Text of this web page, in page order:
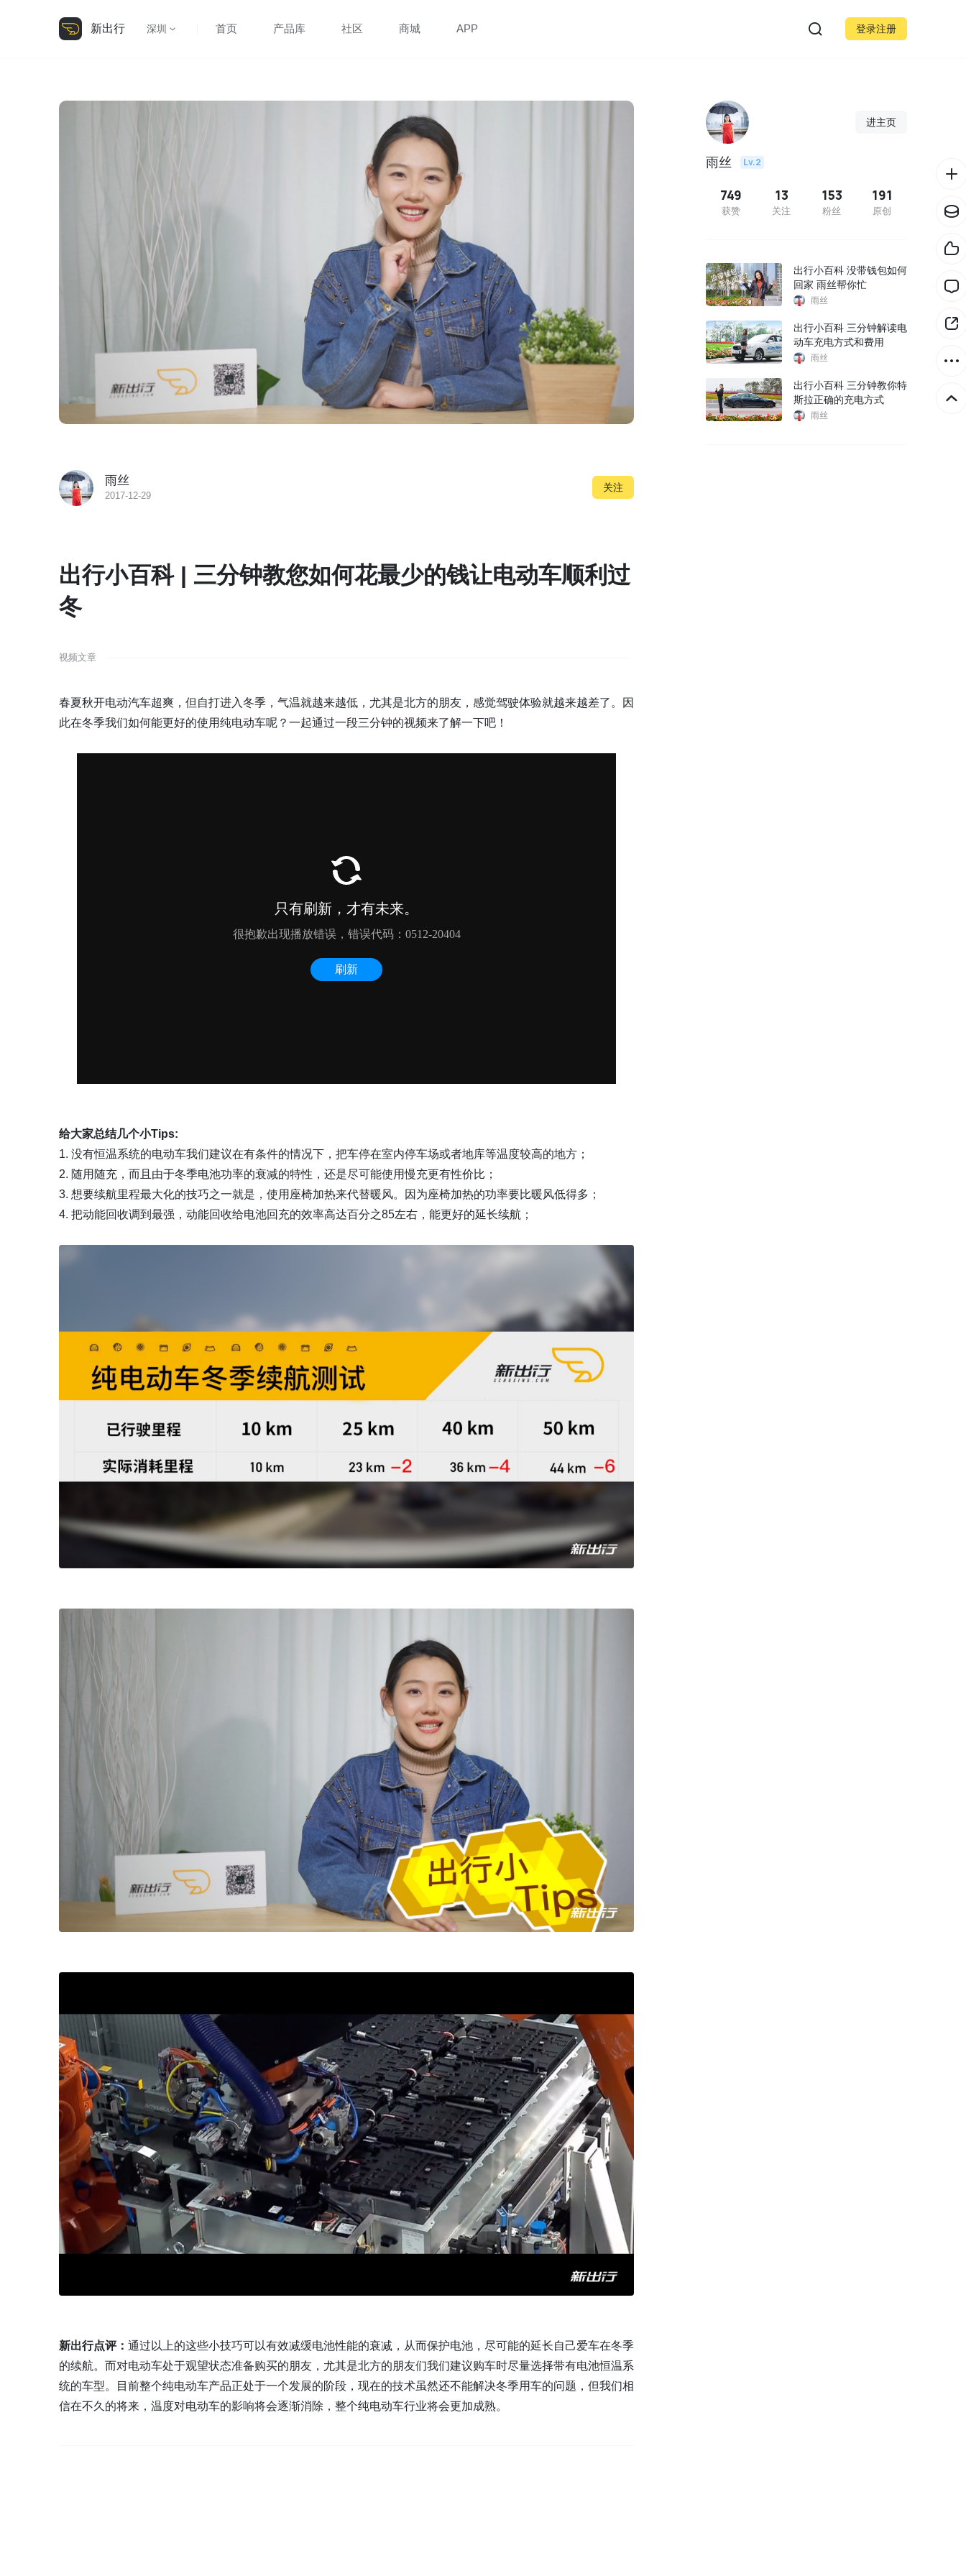
新出行 深圳 首页 产品库 社区 商城 APP 登录注册
雨丝
2017-12-29
关注
出行小百科 | 三分钟教您如何花最少的钱让电动车顺利过
冬
视频文章
春夏秋开电动汽车超爽，但自打进入冬季，气温就越来越低，尤其是北方的朋友，感觉驾驶体验就越来越差了。因
此在冬季我们如何能更好的使用纯电动车呢？一起通过一段三分钟的视频来了解一下吧！
给大家总结几个小Tips:
1. 没有恒温系统的电动车我们建议在有条件的情况下，把车停在室内停车场或者地库等温度较高的地方；
2. 随用随充，而且由于冬季电池功率的衰减的特性，还是尽可能使用慢充更有性价比；
3. 想要续航里程最大化的技巧之一就是，使用座椅加热来代替暖风。因为座椅加热的功率要比暖风低得多；
4. 把动能回收调到最强，动能回收给电池回充的效率高达百分之85左右，能更好的延长续航；
新出行点评： 通过以上的这些小技巧可以有效减缓电池性能的衰减，从而保护电池，尽可能的延长自己爱车在冬季
的续航。而对电动车处于观望状态准备购买的朋友，尤其是北方的朋友们我们建议购车时尽量选择带有电池恒温系
统的车型。目前整个纯电动车产品正处于一个发展的阶段，现在的技术虽然还不能解决冬季用车的问题，但我们相
信在不久的将来，温度对电动车的影响将会逐渐消除，整个纯电动车行业将会更加成熟。
进主页
雨丝 Lv.2
749
获赞
13
关注
153
粉丝
191
原创
出行小百科 没带钱包如何
回家 雨丝帮你忙
雨丝
出行小百科 三分钟解读电
动车充电方式和费用
雨丝
出行小百科 三分钟教你特
斯拉正确的充电方式
雨丝